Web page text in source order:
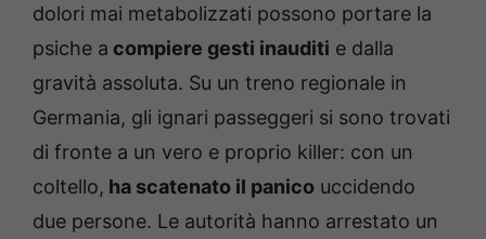
dolori mai metabolizzati possono portare la
psiche a compiere gesti inauditi e dalla
gravità assoluta. Su un treno regionale in
Germania, gli ignari passeggeri si sono trovati
di fronte a un vero e proprio killer: con un
coltello, ha scatenato il panico uccidendo
due persone. Le autorità hanno arrestato un